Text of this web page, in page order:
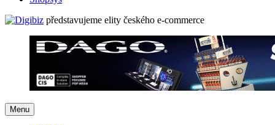
představujeme elity českého e-commerce
Menu